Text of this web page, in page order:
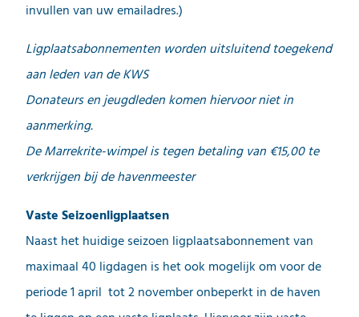
invullen van uw emailadres.)
Ligplaatsabonnementen worden uitsluitend toegekend
aan leden van de KWS
Donateurs en jeugdleden komen hiervoor niet in
aanmerking.
De Marrekrite-wimpel is tegen betaling van €15,00 te
verkrijgen bij de havenmeester
Vaste Seizoenligplaatsen
Naast het huidige seizoen ligplaatsabonnement van
maximaal 40 ligdagen is het ook mogelijk om voor de
periode 1 april tot 2 november onbeperkt in de haven